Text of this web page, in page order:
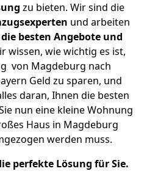
zu bieten. Wir sind die
und arbeiten
die besten Angebote und
wissen, wie wichtig es ist,
von Magdeburg nach
Geld zu sparen, und
daran, Ihnen die besten
nun eine kleine Wohnung
Haus in Magdeburg
werden muss.
perfekte Lösung für Sie.